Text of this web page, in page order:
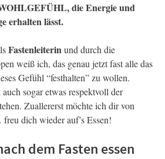
die Energie und
erhalten lässt.
Fastenleiterinund durch die
weiß ich, das genau jetzt fast alle das
Gefühl “festhalten” zu wollen.
sogar etwas respektvoll der
Zuallererst möchte ich dir von
dich wieder auf’s Essen!
dem Fasten essen